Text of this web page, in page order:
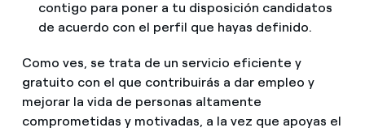
contigo para poner a tu disposición candidatos
de acuerdo con el perfil que hayas definido.
Como ves, se trata de un servicio eficiente y
gratuito con el que contribuirás a dar empleo y
mejorar la vida de personas altamente
comprometidas y motivadas, a la vez que apoyas el